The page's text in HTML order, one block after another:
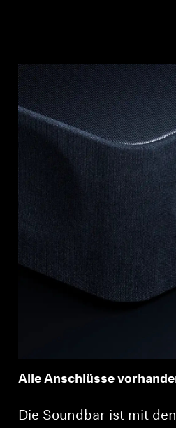
Alle Anschlüsse
Die Soundbar ist mit